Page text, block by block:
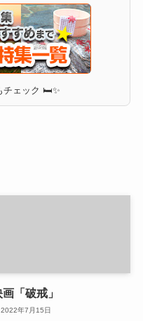
チェック 🛏✨
画「破戒」
2022年7月15日